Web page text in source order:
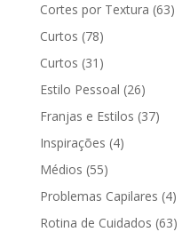
Cortes por Textura (63)
Curtos (78)
Curtos (31)
Estilo Pessoal (26)
Franjas e Estilos (37)
Inspirações (4)
Médios (55)
Problemas Capilares (4)
Rotina de Cuidados (63)